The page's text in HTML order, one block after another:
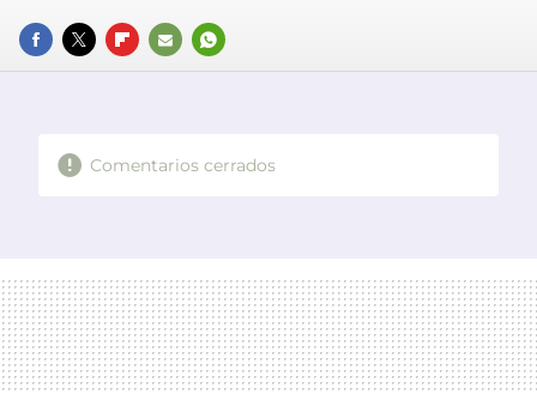
FACEBOOK
TWITTERFLIPBOARD
E-
WHATSAPP
Comentarios cerrados